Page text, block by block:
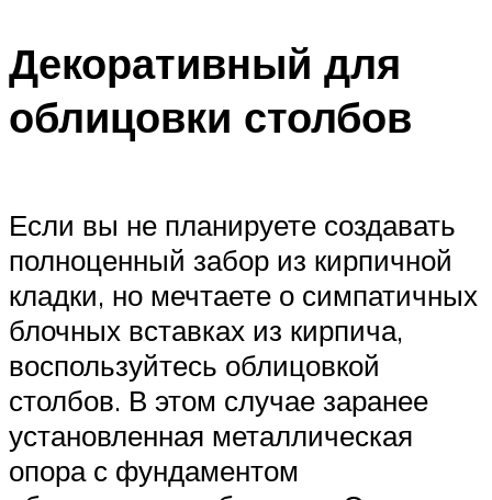
Декоративный для
облицовки столбов
Если вы не планируете создавать
полноценный забор из кирпичной
кладки, но мечтаете о симпатичных
блочных вставках из кирпича,
воспользуйтесь облицовкой
столбов. В этом случае заранее
установленная металлическая
опора с фундаментом